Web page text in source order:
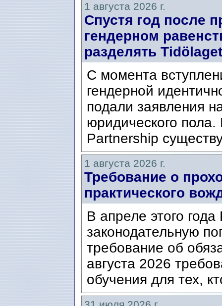
1 августа 2026 г.
Спустя год после
гендерном
разделять
С момента
гендерной
подали заявления
юридического
Partnership
1 августа 2026 г.
Требование о
практического
В апреле этого
законодательную
требование об
августа 2026
обучения для тех,